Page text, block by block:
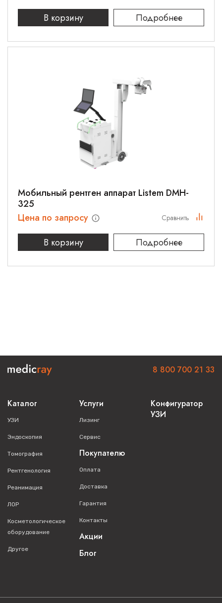
В корзину
Подробнее
Мобильный рентген аппарат Listem DMH-
325
Цена по запросу
В корзину
Подробнее
Сравнить
Каталог
УЗИ
Эндоскопия
Томография
Рентгенология
Реанимация
ЛОР
Косметологическое
оборудование
Другое
Услуги
Лизинг
Сервис
Покупателю
Оплата
Доставка
Гарантия
Контакты
Акции
Блог
Конфигуратор
УЗИ
8 800 700 21 33